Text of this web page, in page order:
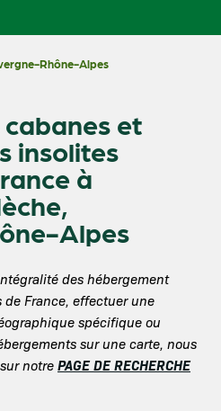
Rhône-Alpes
et
insolites
à
Alpes
des hébergement
de France, effectuer une
spécifique ou
sur une carte, nous
notre PAGE DE RECHERCHE